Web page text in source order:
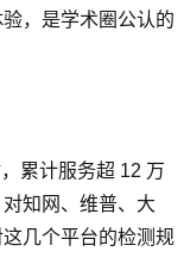
，是学术圈公认的
累计服务超 12 万
知网、维普、大
几个平台的检测规